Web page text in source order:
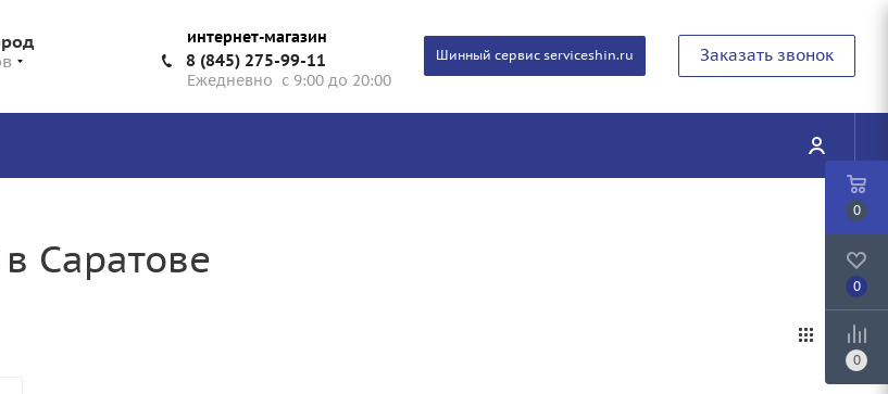
интернет-магазин
8 (845) 275-99-11
Ежедневно с 9:00 до 20:00
Шинный сервис serviceshin.ru Заказать звонок
Саратове
0
0
0